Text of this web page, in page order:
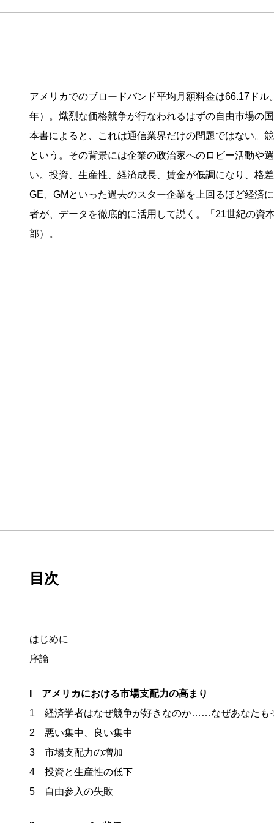
アメリカでのブロードバンド平均月額料金は66.17ド
年）。熾烈な価格競争が行なわれるはずの自由市場の
本書によると、これは通信業界だけの問題ではない。
という。その背景には企業の政治家へのロビー活動や
い。投資、生産性、経済成長、賃金が低調になり、格
GE、GMといった過去のスター企業を上回るほど経済
者が、データを徹底的に活用して説く。「21世紀の資
部）。
目次
はじめに
序論
I アメリカにおける市場支配力の高まり
1 経済学者はなぜ競争が好きなのか……なぜあなたも
2 悪い集中、良い集中
3 市場支配力の増加
4 投資と生産性の低下
5 自由参入の失敗